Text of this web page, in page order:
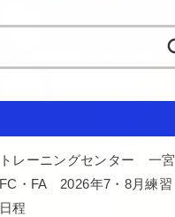
トレーニングセンター 一宮
FC・FA 2026年7・8月練習
日程